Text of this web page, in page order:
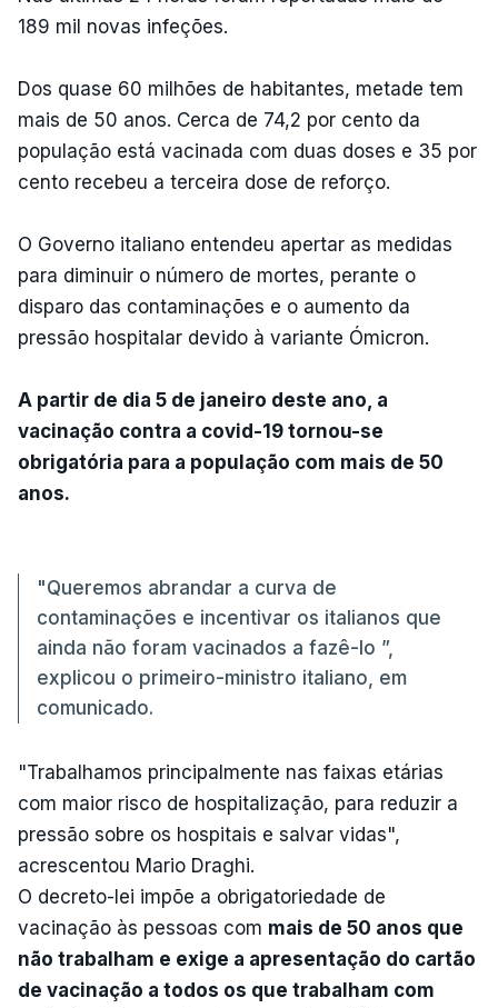
189 mil novas infeções.
Dos quase 60 milhões de habitantes, metade tem
mais de 50 anos. Cerca de 74,2 por cento da
população está vacinada com duas doses e 35 por
cento recebeu a terceira dose de reforço.
O Governo italiano entendeu apertar as medidas
para diminuir o número de mortes, perante o
disparo das contaminações e o aumento da
pressão hospitalar devido à variante Ómicron.
A partir de dia 5 de janeiro deste ano, a
vacinação contra a covid-19 tornou-se
obrigatória para a população com mais de 50
anos.
"Queremos abrandar a curva de
contaminações e incentivar os italianos que
ainda não foram vacinados a fazê-lo ”,
explicou o primeiro-ministro italiano, em
comunicado.
"Trabalhamos principalmente nas faixas etárias
com maior risco de hospitalização, para reduzir a
pressão sobre os hospitais e salvar vidas",
acrescentou Mario Draghi.
O decreto-lei impõe a obrigatoriedade de
vacinação às pessoas com mais de 50 anos que
não trabalham e exige a apresentação do cartão
de vacinação a todos os que trabalham com